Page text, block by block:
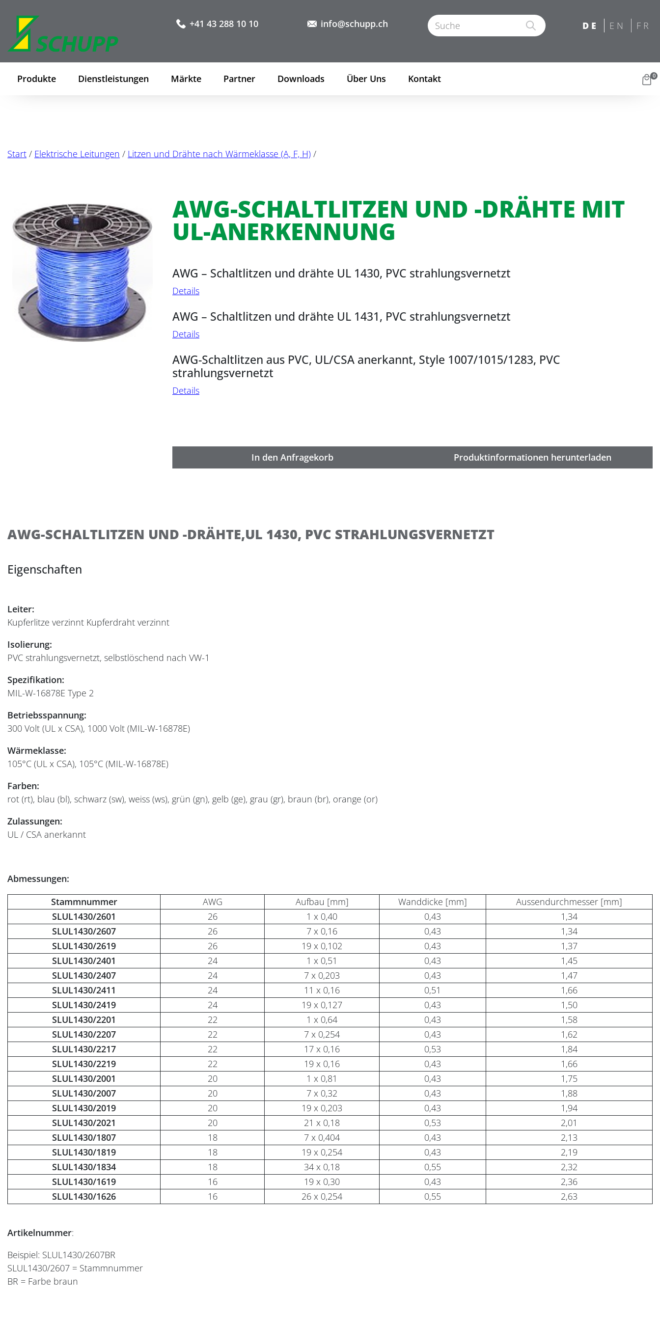
+41 43 288 10 10 info@schupp.ch
Produkte Dienstleistungen Märkte Partner Downloads Über Uns Kontakt 0
Start / Elektrische Leitungen / Litzen und Drähte nach Wärmeklasse (A, F, H) /
AWG-SCHALTLITZEN UND -DRÄHTE MIT
UL-ANERKENNUNG
AWG – Schaltlitzen und drähte UL 1430, PVC strahlungsvernetzt
Details
AWG – Schaltlitzen und drähte UL 1431, PVC strahlungsvernetzt
Details
AWG-Schaltlitzen aus PVC, UL/CSA anerkannt, Style 1007/1015/1283, PVC
strahlungsvernetzt
Details
In den Anfragekorb Produktinformationen herunterladen
AWG-SCHALTLITZEN UND -DRÄHTE,UL 1430, PVC STRAHLUNGSVERNETZT
Eigenschaften
Leiter:
Kupferlitze verzinnt Kupferdraht verzinnt
Isolierung:
PVC strahlungsvernetzt, selbstlöschend nach VW-1
Spezifikation:
MIL-W-16878E Type 2
Betriebsspannung:
300 Volt (UL x CSA), 1000 Volt (MIL-W-16878E)
Wärmeklasse:
105°C (UL x CSA), 105°C (MIL-W-16878E)
Farben:
rot (rt), blau (bl), schwarz (sw), weiss (ws), grün (gn), gelb (ge), grau (gr), braun (br), orange (or)
Zulassungen:
UL / CSA anerkannt
Abmessungen:
Stammnummer
AWG Aufbau [mm] Wanddicke [mm]
Aussendurchmesser [mm]
SLUL1430/2601
26 1 x 0,40 0,43
1,34
SLUL1430/2607
26 7 x 0,16 0,43
1,34
SLUL1430/2619
26 19 x 0,102 0,43
1,37
SLUL1430/2401
24 1 x 0,51 0,43
1,45
SLUL1430/2407
24 7 x 0,203 0,43
1,47
SLUL1430/2411
24 11 x 0,16 0,51
1,66
SLUL1430/2419
24 19 x 0,127 0,43
1,50
SLUL1430/2201
22 1 x 0,64 0,43
1,58
SLUL1430/2207
22 7 x 0,254 0,43
1,62
SLUL1430/2217
22 17 x 0,16 0,53
1,84
SLUL1430/2219
22 19 x 0,16 0,43
1,66
SLUL1430/2001
20 1 x 0,81 0,43
1,75
SLUL1430/2007
20 7 x 0,32 0,43
1,88
SLUL1430/2019
20 19 x 0,203 0,43
1,94
SLUL1430/2021
20 21 x 0,18 0,53
2,01
SLUL1430/1807
18 7 x 0,404 0,43
2,13
SLUL1430/1819
18 19 x 0,254 0,43
2,19
SLUL1430/1834
18 34 x 0,18 0,55
2,32
SLUL1430/1619
16 19 x 0,30 0,43
2,36
SLUL1430/1626
16 26 x 0,254 0,55 2,63
Artikelnummer:
Beispiel: SLUL1430/2607BR
SLUL1430/2607 = Stammnummer
BR = Farbe braun